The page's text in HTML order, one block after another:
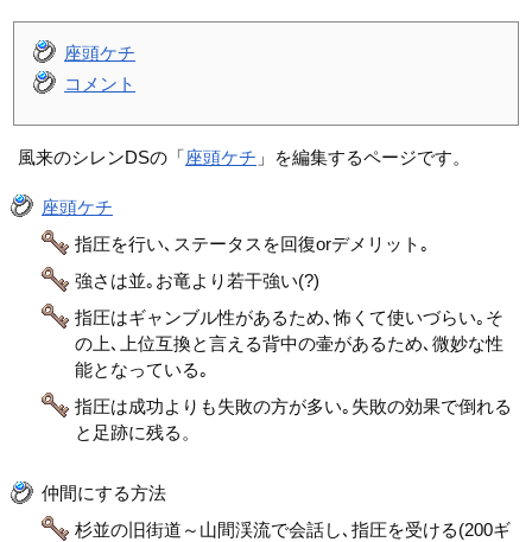
座頭ケチ
コメント
風来のシレンDSの「座頭ケチ 」を編集するページです。
座頭ケチ
指圧を行い､ステータスを回復orデメリット｡
強さは並｡お竜より若干強い(?)
指圧はギャンブル性があるため､怖くて使いづらい｡そ
の上､上位互換と言える背中の壷があるため､微妙な性
能となっている｡
指圧は成功よりも失敗の方が多い｡失敗の効果で倒れる
と足跡に残る。
仲間にする方法
杉並の旧街道～山間渓流で会話し､指圧を受ける(200ギ